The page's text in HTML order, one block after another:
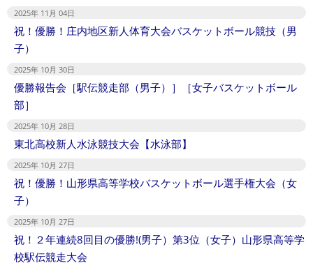
2025年 11月 04日
祝！優勝！庄内地区新人体育大会バスケットボール競技（男
子）
2025年 10月 30日
優勝報告会［駅伝競走部（男子）］［女子バスケットボール
部］
2025年 10月 28日
東北高校新人水泳競技大会【水泳部】
2025年 10月 27日
祝！優勝！山形県高等学校バスケットボール選手権大会（女
子）
2025年 10月 27日
祝！２年連続8回目の優勝!(男子）第3位（女子）山形県高等学
校駅伝競走大会